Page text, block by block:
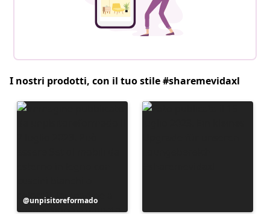
I nostri prodotti, con il tuo stile #sharemevidaxl
Post
pubblicato
unpisitoreformado